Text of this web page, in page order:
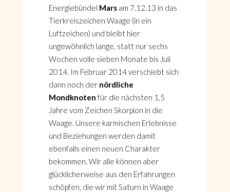
Energiebündel Marsam 7.12.13 in das
Tierkreiszeichen Waage (in ein
Luftzeichen) und bleibt hier
ungewöhnlich lange, statt nur sechs
Wochen volle sieben Monate bis Juli
2014. Im Februar 2014 verschiebt sich
dann noch der nördliche
Mondknoten für die nächsten 1,5
Jahre vom Zeichen Skorpion in die
Waage. Unsere karmischen Erlebnisse
und Beziehungen werden damit
ebenfalls einen neuen Charakter
bekommen. Wir alle können aber
glücklicherweise aus den Erfahrungen
schöpfen, die wir mit Saturn in Waage